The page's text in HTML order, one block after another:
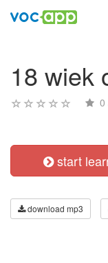
18 wiek
0
start
download mp3